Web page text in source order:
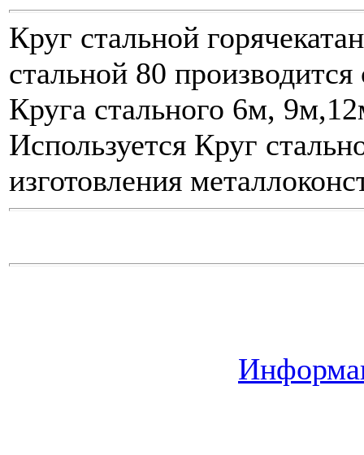
Круг стальной
стальной 80
Круга стального 6м,
Используется Круг
изготовления